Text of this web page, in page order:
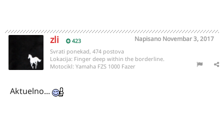
zli 423 Napisano Novembar 3, 2017
Svrati ponekad, 474 postova
Lokacija: Finger deep within the borderline.
Motocikl: Yamaha FZS 1000 Fazer
Aktuelno...